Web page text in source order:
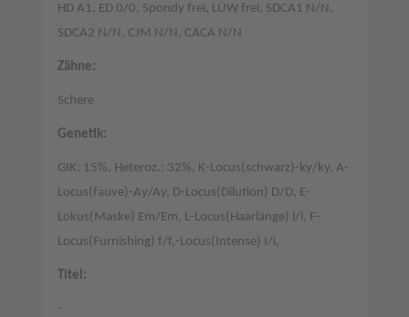
HD A1, ED 0/0, Spondy frei, LÜW frei, SDCA1 N/N,
SDCA2 N/N, CJM N/N, CACA N/N
Zähne:
Schere
Genetik:
GIK: 15%, Heteroz.: 32%, K-Locus(schwarz)-ky/ky, A-
Locus(fauve)-Ay/Ay, D-Locus(Dilution) D/D, E-
Lokus(Maske) Em/Em, L-Locus(Haarlänge) l/l, F-
Locus(Furnishing) f/f,-Locus(Intense) I/i,
Titel:
-